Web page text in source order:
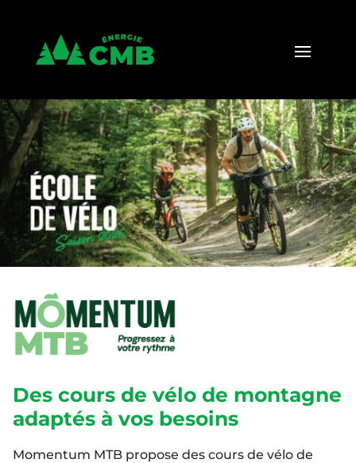
Des cours de vélo de montagne
adaptés à vos besoins
Momentum MTB propose des cours de vélo de